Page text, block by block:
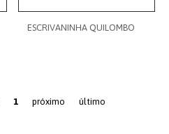
ESCRIVANINHA QUILOMBO
1 próximo último